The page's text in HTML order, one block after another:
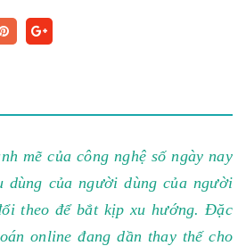
mẽ của công nghệ số ngày nay
dùng của người dùng của người
theo để bắt kịp xu hướng. Đặc
online đang dần thay thế cho